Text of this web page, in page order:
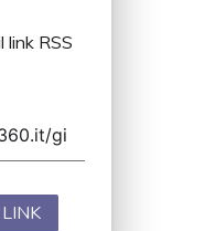
link RSS